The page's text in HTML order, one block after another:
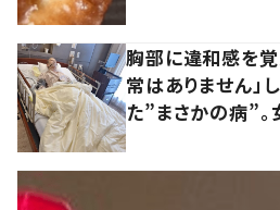
胸部に違和感を
常はありません
た”まさかの病”